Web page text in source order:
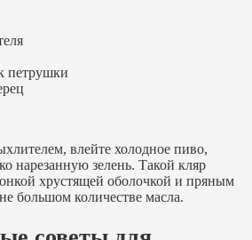
петрушки
влейте холодное пиво,
нарезанную зелень. Такой кляр
хрустящей оболочкой и пряным
большом количестве масла.